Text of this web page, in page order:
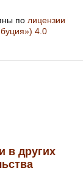
по лицензии
4.0
в других